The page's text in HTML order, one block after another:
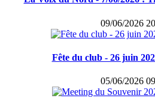
09/06/2026
Fête du club - 26 juin
05/06/2026